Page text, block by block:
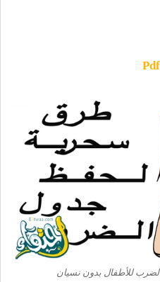
للأطفال بدون نسيان